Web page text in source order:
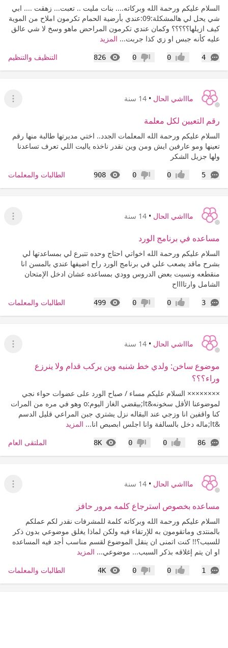
السلام عليكم ورحمة الله وبركاته.... بنات مليت .. تعبت... زهقت .... ابي
شي يحل لي هالمشكلة:09:عندي بأرضية الحمام تكرمون املاح من الموية
كيف ازيلها؟؟؟؟؟ وكمان عندي تكرمون المراحض ماهو وسخ لا شي عالق
عليه كأنه جبس او زي كذا جربت... المزيد
4
التعليقات إعجاب0 عدم إعجاب
0
826
المشاهدات التنظيف والتنظيم
ماااشي الحال • 14 سنة
عرض
رقم التعيين لكل معلمة
السلام عليكم ورحمة الله المعلمات الجدد.. اختي مديرتها طالبة منها رقم
تعينها ومو عارفين ايش ومن وين نقدر ناخذه ياليت اللي تعرف تساعدنا
ولها جزيل الشكر
5
التعليقات إعجاب0 عدم إعجاب
0
908
المشاهدات الطالبات والمعلمات
ماااشي الحال • 14 سنة
عرض
مساعده في برنامج الورد
السلام عليكم ورحمة الله اخواتي احتاج وحده تتبرع لي بمساعدتها لي
بشرح ماقد يصعب علي في برنامج الورد راح اضيفها عندي بالمسن انا
منقطعه ونسيت بعض الدروس وودي بمساعده عشان ادخل الإمتحان
الشامل وارتااااح
3
التعليقات إعجاب0 عدم إعجاب
0
499
المشاهدات الطالبات والمعلمات
ماااشي الحال • 14 سنة
عرض
موضوع ساخن: ولدي خط شنبه وين يركب قدام ولا ينرزع
وراء؟؟؟
×××××××× السلام عليكم مساء / صباح الورد على عضوات حواء نجي
لموضوعنا الأقل سخونه&lt;بيقضي الغاز اليوم:o وهو في مره من المرات
كنا واقفين انا وزجي عند البقاله نزل يشتري جبن المراعي قليل الدسم
&lt;ماله دخل بالسالفة وانا اجلس ابصبص انا...
المزيد
86
التعليقات إعجاب0 عدم إعجاب
0
8K
المشاهدات الملتقى العام
ماااشي الحال • 14 سنة
عرض
مساعده بخصوص استرجاع كلمه مرور حافز
السلام عليكم ورحمة الله وبركاته كلمة للمشرفات نقدر لكم عملكم
بالمنتدى وماتقومون به للإرتقاء فيه ولكن لماذا يغلق موضوعي بدون ذكر
للسبب؟!! كنت اتمنى ان ينقل الموضوع لقسم مناسب أجد فيه المساعده
او ان يتم إغلاقه بذكر السبب... موضوعي... المزيد
1
التعليقات إعجاب0 عدم إعجاب
0
4K
المشاهدات الطالبات والمعلمات